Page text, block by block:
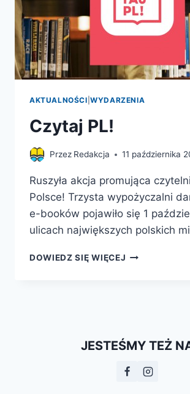
AKTUALNOŚCI |WYDARZENIA
Czytaj PL!
Przez Redakcja 11 października
Ruszyła akcja promująca
Polsce! Trzysta wypożyczalni
e-booków pojawiło się 1
ulicach największych polskich
DOWIEDZ SIĘ WIĘCEJ CZYTAJ
JESTEŚMY TEŻ